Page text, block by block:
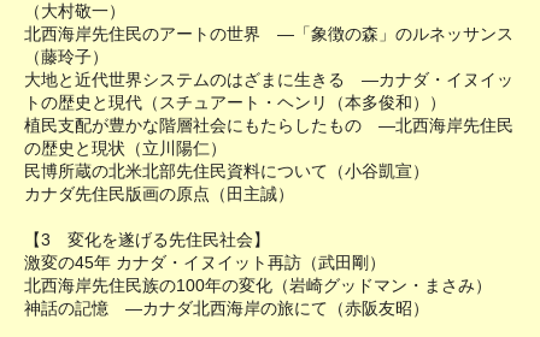
（大村敬一）
北西海岸先住民のアートの世界 ―「象徴の森」のルネッサンス
（藤玲子）
大地と近代世界システムのはざまに生きる ―カナダ・イヌイッ
トの歴史と現代（スチュアート・ヘンリ（本多俊和））
植民支配が豊かな階層社会にもたらしたもの ―北西海岸先住民
の歴史と現状（立川陽仁）
民博所蔵の北米北部先住民資料について（小谷凱宣）
カナダ先住民版画の原点（田主誠）
【3 変化を遂げる先住民社会】
激変の45年 カナダ・イヌイット再訪（武田剛）
北西海岸先住民族の100年の変化（岩崎グッドマン・まさみ）
神話の記憶 ―カナダ北西海岸の旅にて（赤阪友昭）